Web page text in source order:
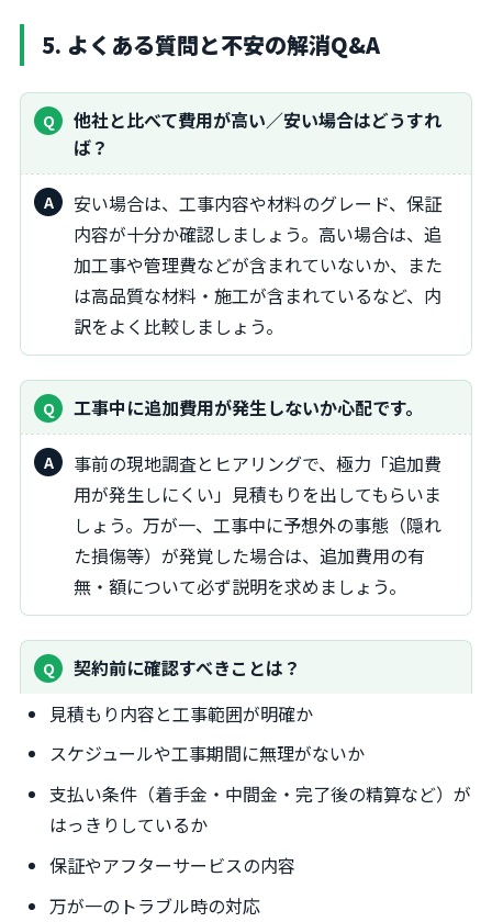
5. よくある質問と不安の解消Q&A
他社と比べて費用が高い／安い場合はどうすれ
ば？
安い場合は、工事内容や材料のグレード、保証
内容が十分か確認しましょう。高い場合は、追
加工事や管理費などが含まれていないか、また
は高品質な材料・施工が含まれているなど、内
訳をよく比較しましょう。
工事中に追加費用が発生しないか心配です。
事前の現地調査とヒアリングで、極力「追加費
用が発生しにくい」見積もりを出してもらいま
しょう。万が一、工事中に予想外の事態（隠れ
た損傷等）が発覚した場合は、追加費用の有
無・額について必ず説明を求めましょう。
契約前に確認すべきことは？
見積もり内容と工事範囲が明確か
スケジュールや工事期間に無理がないか
支払い条件（着手金・中間金・完了後の精算など）が
はっきりしているか
保証やアフターサービスの内容
万が一のトラブル時の対応